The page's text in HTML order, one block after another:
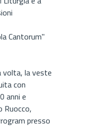
Cantorum"
volta, la veste
con
anni e
Ruocco,
presso